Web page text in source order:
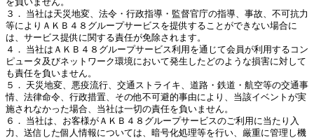
３． 当社は天災地変、法令・行政指導・監督官庁の指導、事故、不可抗力
等によりＡＫＢ４８グループサービスを提供することができない場合に
は、サービス提供に関する責任が免除されます。
４． 当社はＡＫＢ４８グループサービス利用を通じて会員が利用するコン
ピュータ及びネットワーク環境において発生したどのような損害に対して
も責任を負いません。
５． 天災地変、悪疫流行、交通ストライキ、道路・鉄道・航空等の交通事
情、法律命令、行政措置、その他不可避的事由により、当該イベントが実
施されなかった場合、当社は一切の責任を負いません。
６． 当社は、お客様がＡＫＢ４８グループサービスのご利用に当たり入
力、送信した個人情報については、暗号化処理等を行い、厳重に管理し機